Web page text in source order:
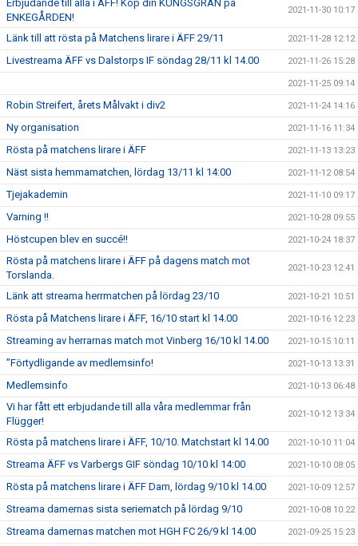
Erbjudande till alla i ÄFF! Köp din KUNGSGRAN på
ENKEGÅRDEN!
2021-11-30 10:17
Länk till att rösta på Matchens lirare i ÄFF 29/11 2021-11-28 12:12
Livestreama ÄFF vs Dalstorps IF söndag 28/11 kl 14.00 2021-11-26 15:28
2021-11-25 09:14
Robin Streifert, årets Målvakt i div2 2021-11-24 14:16
Ny organisation 2021-11-16 11:34
Rösta på matchens lirare i ÄFF 2021-11-13 13:23
Näst sista hemmamatchen, lördag 13/11 kl 14:00 2021-11-12 08:54
Tjejakademin 2021-11-10 09:17
Varning !! 2021-10-28 09:55
Höstcupen blev en succé!! 2021-10-24 18:37
Rösta på matchens lirare i ÄFF på dagens match mot
Torslanda.
2021-10-23 12:41
Länk att streama herrmatchen på lördag 23/10 2021-10-21 10:51
Rösta på Matchens lirare i ÄFF, 16/10 start kl 14.00 2021-10-16 12:23
Streaming av herrarnas match mot Vinberg 16/10 kl 14.00 2021-10-15 10:11
”Förtydligande av medlemsinfo! 2021-10-13 13:31
Medlemsinfo 2021-10-13 06:48
Vi har fått ett erbjudande till alla våra medlemmar från
Flügger!
2021-10-12 13:34
Rösta på matchens lirare i ÄFF, 10/10. Matchstart kl 14.00 2021-10-10 11:04
Streama ÄFF vs Varbergs GIF söndag 10/10 kl 14:00 2021-10-10 08:05
Rösta på matchens lirare i ÄFF Dam, lördag 9/10 kl 14.00 2021-10-09 12:57
Streama damernas sista seriematch på lördag 9/10 2021-10-08 10:22
Streama damernas matchen mot HGH FC 26/9 kl 14.00 2021-09-25 15:23